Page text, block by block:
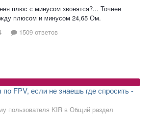
плюс с минусом звонятся?... Точнее
плюсом и минусом 24,65 Ом.
1509 ответов
FPV, если не знаешь где спросить -
пользователя KIR в Общий раздел